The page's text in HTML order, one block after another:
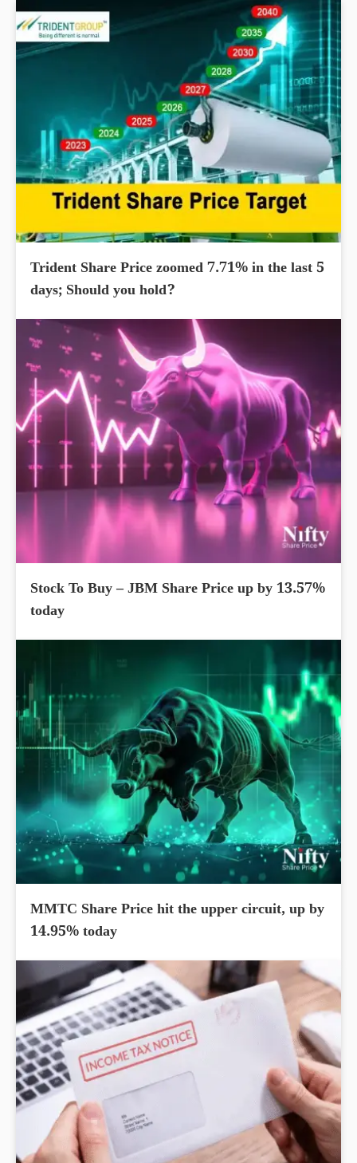
Trident Share Price zoomed 7.71% in the last 5
days; Should you hold?
Stock To Buy – JBM Share Price up by 13.57%
today
MMTC Share Price hit the upper circuit, up by
14.95% today